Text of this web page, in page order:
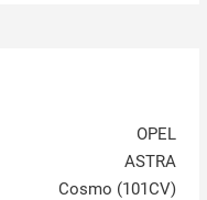
OPEL
ASTRA
Cosmo (101CV)